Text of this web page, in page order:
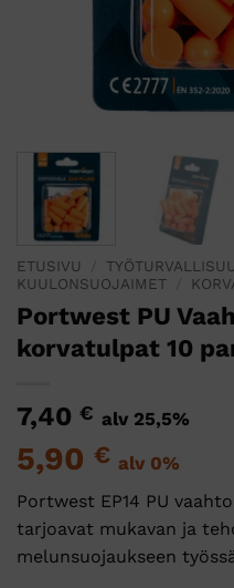
ETUSIVU
KUULONSUOJAIMET
Portwest PU
korvatulpat 10
7,40 € alv 25,5%
5,90 € alv 0%
Portwest EP14 PU
tarjoavat mukavan ja
melunsuojaukseen